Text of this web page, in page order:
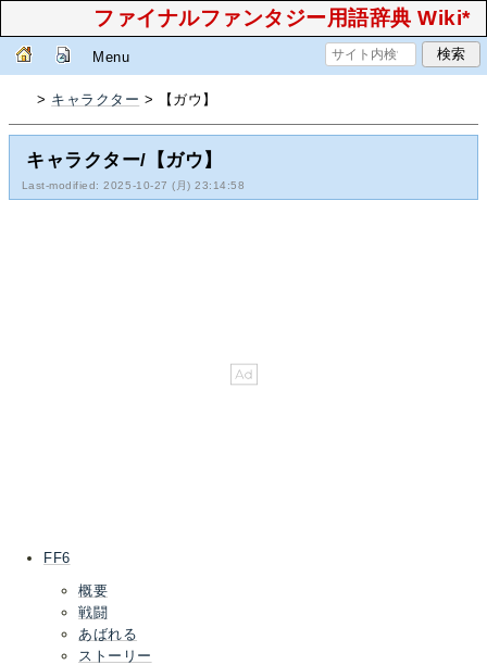
ファイナルファンタジー用語辞典 Wiki*
Menu
> キャラクター > 【ガウ】
キャラクター/【ガウ】
Last-modified: 2025-10-27 (月) 23:14:58
FF6
概要
戦闘
あばれる
ストーリー